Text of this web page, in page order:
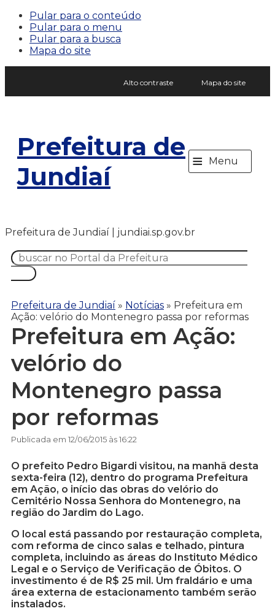
Pular para o conteúdo
Pular para o menu
Pular para a busca
Mapa do site
Alto contraste Mapa do site
Prefeitura de
Jundiaí
≡ Menu
Prefeitura de Jundiaí | jundiai.sp.gov.br
Prefeitura de Jundiaí » Notícias » Prefeitura em
Ação: velório do Montenegro passa por reformas
Prefeitura em Ação:
velório do
Montenegro passa
por reformas
Publicada em 12/06/2015 às 16:22
O prefeito Pedro Bigardi visitou, na manhã desta
sexta-feira (12), dentro do programa Prefeitura
em Ação, o início das obras do velório do
Cemitério Nossa Senhora do Montenegro, na
região do Jardim do Lago.
O local está passando por restauração completa,
com reforma de cinco salas e telhado, pintura
completa, incluindo as áreas do Instituto Médico
Legal e o Serviço de Verificação de Óbitos. O
investimento é de R$ 25 mil. Um fraldário e uma
área externa de estacionamento também serão
instalados.